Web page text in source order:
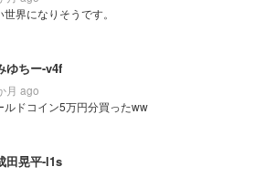
世界になりそうです。
ゆちー-v4f
月 ago
ルドコイン5万円分買ったww
田晃平-l1s